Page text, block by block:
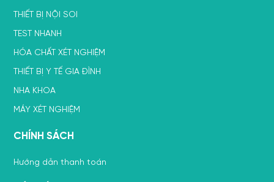
THIẾT BỊ NỘI SOI
TEST NHANH
HÓA CHẤT XÉT NGHIỆM
THIẾT BỊ Y TẾ GIA ĐÌNH
NHA KHOA
MÁY XÉT NGHIỆM
CHÍNH SÁCH
Hướng dẫn thanh toán